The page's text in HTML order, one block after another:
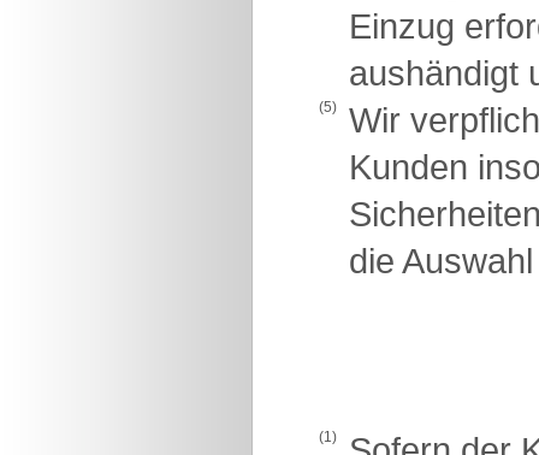
Einzug
aushändigt
(5)
Wir
Kunden
die
(1)